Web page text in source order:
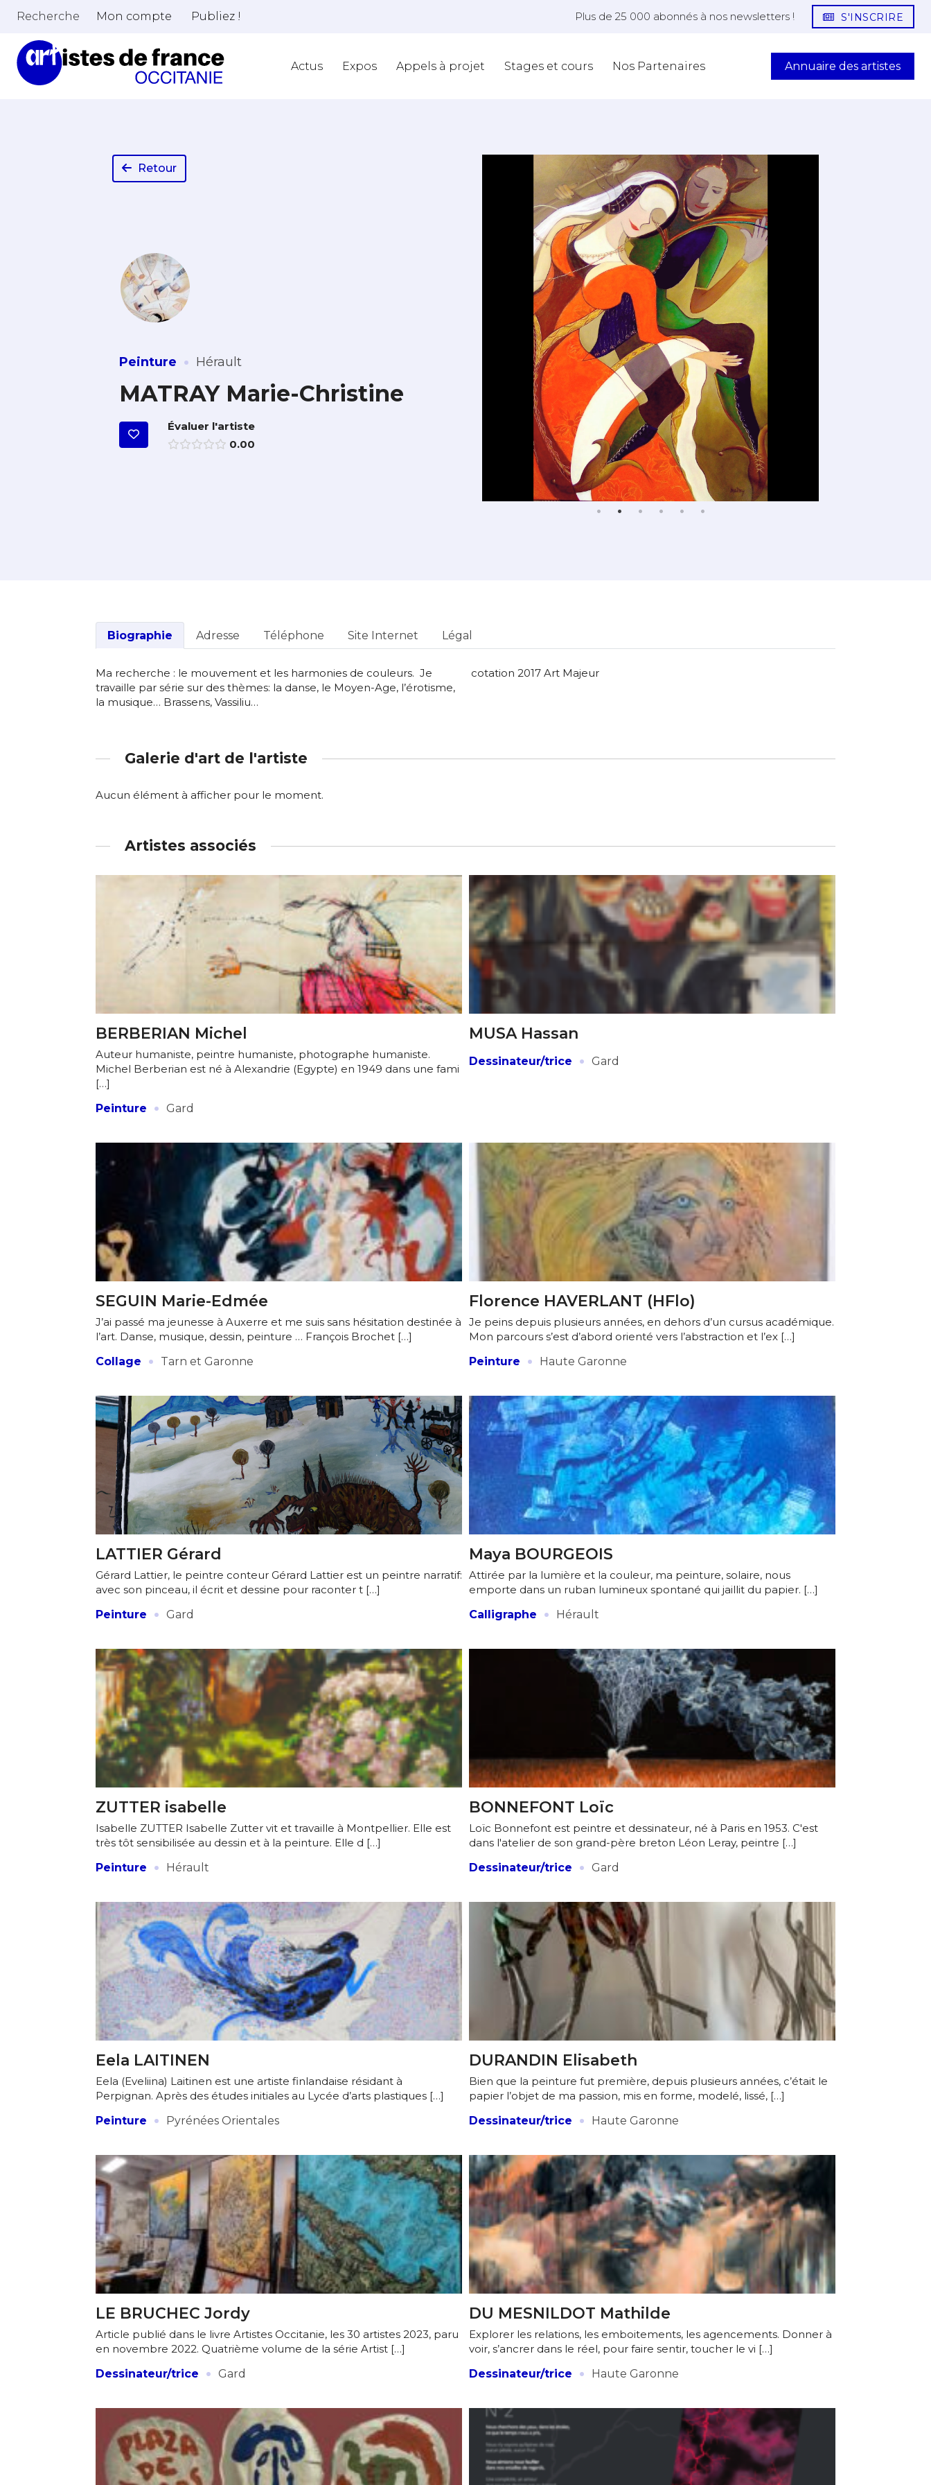
Adresse email*
Nom
Statut / Organisation
J'accepte lestermes et conditions
* Champ obligatoire
Nom
Prénom
Statut / Organisation
J'accepte les termes et conditions
* Champ obligatoire
Recherche Mon compte Publiez ! Plus de 25 000 abonnés à nos newsletters ! S'INSCRIRE
Actus Expos Appels à projet Stages et cours Nos Partenaires Annuaire des artistes
Retour
Peinture · Hérault
MATRAY Marie-Christine
Évaluer l'artiste
0.00
Biographie Adresse Téléphone Site Internet Légal
Ma recherche : le mouvement et les harmonies de couleurs. Je
travaille par série sur des thèmes: la danse, le Moyen-Age, l’érotisme,
la musique… Brassens, Vassiliu…
cotation 2017 Art Majeur
Galerie d'art de l'artiste
Aucun élément à afficher pour le moment.
Artistes associés
BERBERIAN Michel
Auteur humaniste, peintre humaniste, photographe humaniste.
Michel Berberian est né à Alexandrie (Egypte) en 1949 dans une fami
[…]
Peinture
· Gard
MUSA Hassan
Dessinateur/trice · Gard
SEGUIN Marie-Edmée
J’ai passé ma jeunesse à Auxerre et me suis sans hésitation destinée à
l’art. Danse, musique, dessin, peinture … François Brochet […]
Collage
· Tarn et Garonne
Florence HAVERLANT (HFlo)
Je peins depuis plusieurs années, en dehors d’un cursus académique.
Mon parcours s’est d’abord orienté vers l’abstraction et l’ex […]
Peinture
· Haute Garonne
LATTIER Gérard
Gérard Lattier, le peintre conteur Gérard Lattier est un peintre narratif:
avec son pinceau, il écrit et dessine pour raconter t […]
Peinture
· Gard
Maya BOURGEOIS
Attirée par la lumière et la couleur, ma peinture, solaire, nous
emporte dans un ruban lumineux spontané qui jaillit du papier. […]
Calligraphe
· Hérault
ZUTTER isabelle
Isabelle ZUTTER Isabelle Zutter vit et travaille à Montpellier. Elle est
très tôt sensibilisée au dessin et à la peinture. Elle d […]
Peinture
· Hérault
BONNEFONT Loïc
Loïc Bonnefont est peintre et dessinateur, né à Paris en 1953. C'est
dans l'atelier de son grand-père breton Léon Leray, peintre […]
Dessinateur/trice
· Gard
Eela LAITINEN
Eela (Eveliina) Laitinen est une artiste finlandaise résidant à
Perpignan. Après des études initiales au Lycée d’arts plastiques […]
Peinture
· Pyrénées Orientales
DURANDIN Elisabeth
Bien que la peinture fut première, depuis plusieurs années, c’était le
papier l’objet de ma passion, mis en forme, modelé, lissé, […]
Dessinateur/trice
· Haute Garonne
LE BRUCHEC Jordy
Article publié dans le livre Artistes Occitanie, les 30 artistes 2023, paru
en novembre 2022. Quatrième volume de la série Artist […]
Dessinateur/trice
· Gard
DU MESNILDOT Mathilde
Explorer les relations, les emboitements, les agencements. Donner à
voir, s’ancrer dans le réel, pour faire sentir, toucher le vi […]
Dessinateur/trice
· Haute Garonne